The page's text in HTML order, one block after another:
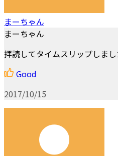
まーちゃん
まーちゃん
拝読してタイムスリップしまし
Good
2017/10/15